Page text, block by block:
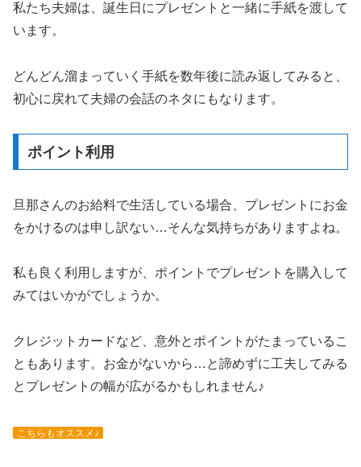
私たち夫婦は、誕生日にプレゼントと一緒に手紙を渡して
います。
どんどん溜まっていく手紙を数年後に読み返してみると、
初心に戻れて夫婦の会話のネタにもなります。
ポイント利用
旦那さんのお給料で生活している場合、プレゼントにお金
をかけるのは申し訳ない…そんな気持ちがありますよね。
私も良く利用しますが、ポイントでプレゼントを購入して
みてはいかがでしょうか。
クレジットカードなど、意外とポイントがたまっているこ
ともあります。お金がないから…と諦めずに工夫してみる
とプレゼントの幅が広がるかもしれません♪
こちらもオススメ♪